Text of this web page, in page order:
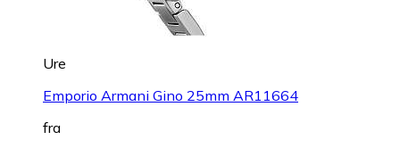
Ure
Emporio Armani Gino 25mm AR11664
fra